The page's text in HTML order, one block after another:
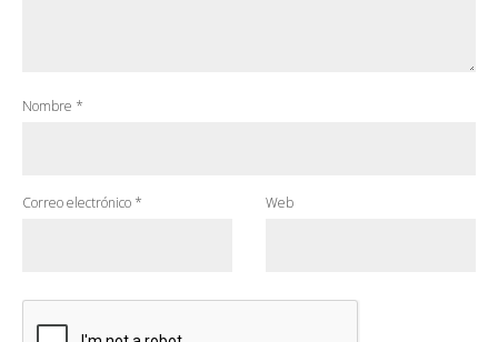
Nombre *
Correo electrónico * Web